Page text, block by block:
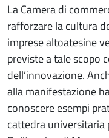
La Camera di
rafforzare la cultura
imprese altoatesine
previste a tale scopo
dell’innovazione.
alla manifestazione
conoscere esempi
cattedra universitaria